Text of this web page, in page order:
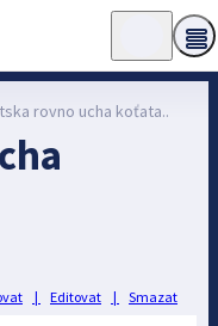
rovno ucha koťata..
| Editovat | Smazat